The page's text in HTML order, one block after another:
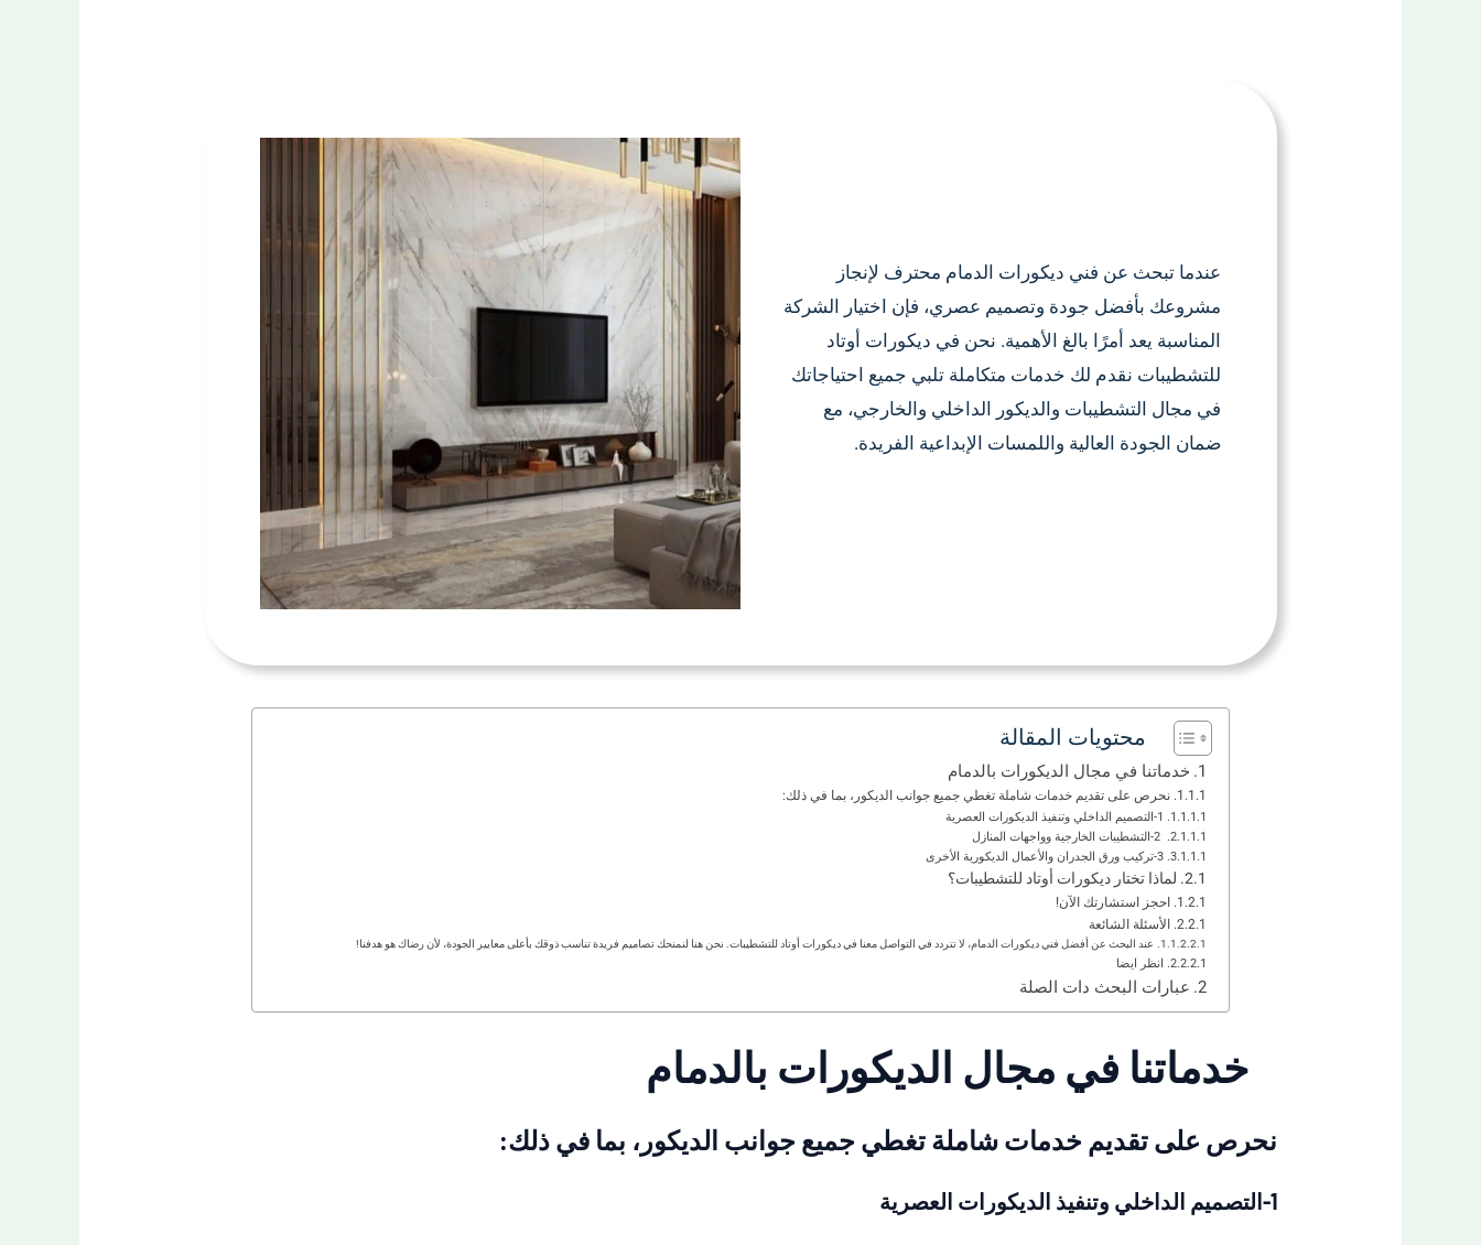
عندما تبحث عن فني ديكورات الدمام محترف لإنجاز
مشروعك بأفضل جودة وتصميم عصري، فإن اختيار الشركة
المناسبة يعد أمرًا بالغ الأهمية. نحن في ديكورات أوتاد
للتشطيبات نقدم لك خدمات متكاملة تلبي جميع احتياجاتك
في مجال التشطيبات والديكور الداخلي والخارجي، مع
ضمان الجودة العالية واللمسات الإبداعية الفريدة.
محتويات المقالة
خدماتنا في مجال الديكورات بالدمام
نحرص على تقديم خدمات شاملة تغطي جميع جوانب الديكور، بما في ذلك:
1-التصميم الداخلي وتنفيذ الديكورات العصرية
2-التشطيبات الخارجية وواجهات المنازل
3-تركيب ورق الجدران والأعمال الديكورية الأخرى
لماذا تختار ديكورات أوتاد للتشطيبات؟
احجز استشارتك الآن!
الأسئلة الشائعة
عند البحث عن أفضل فني ديكورات الدمام، لا تتردد في التواصل معنا في ديكورات أوتاد للتشطيبات. نحن هنا لنمنحك تصاميم فريدة تناسب ذوقك بأعلى معايير الجودة، لأن رضاك هو هدفنا!
انظر ايضا
عبارات البحث دات الصلة
خدماتنا في مجال الديكورات بالدمام
نحرص على تقديم خدمات شاملة تغطي جميع جوانب الديكور، بما في ذلك:
1-التصميم الداخلي وتنفيذ الديكورات العصرية